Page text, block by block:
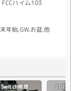
ハイム103
年始,GW,お盆,他
Switch修理